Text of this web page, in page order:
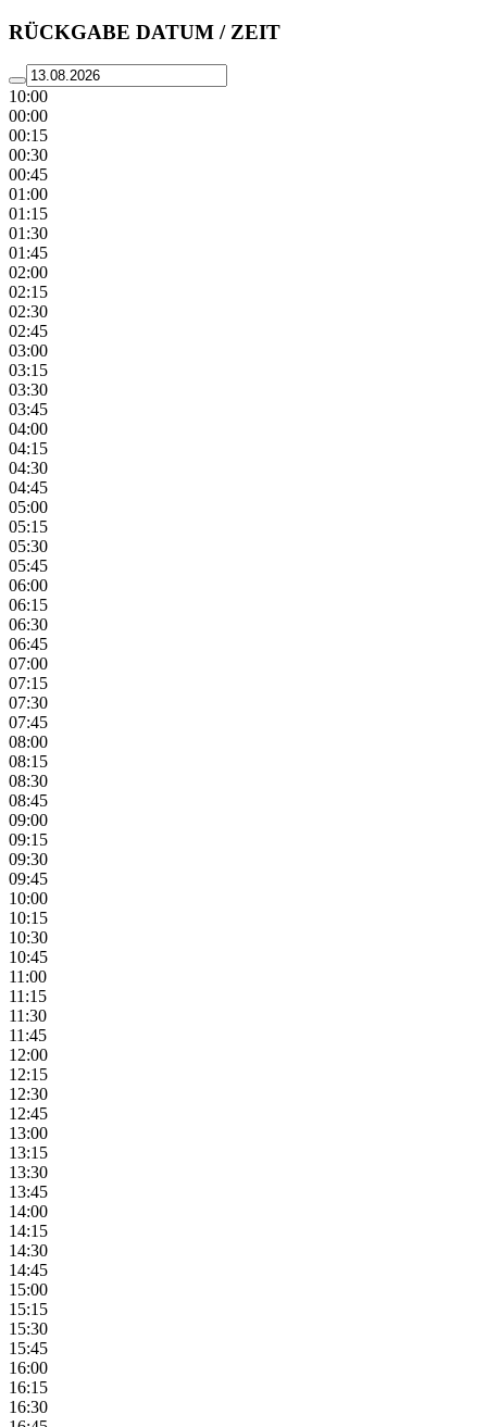
RÜCKGABE DATUM / ZEIT
10:00
00:00
00:15
00:30
00:45
01:00
01:15
01:30
01:45
02:00
02:15
02:30
02:45
03:00
03:15
03:30
03:45
04:00
04:15
04:30
04:45
05:00
05:15
05:30
05:45
06:00
06:15
06:30
06:45
07:00
07:15
07:30
07:45
08:00
08:15
08:30
08:45
09:00
09:15
09:30
09:45
10:00
10:15
10:30
10:45
11:00
11:15
11:30
11:45
12:00
12:15
12:30
12:45
13:00
13:15
13:30
13:45
14:00
14:15
14:30
14:45
15:00
15:15
15:30
15:45
16:00
16:15
16:30